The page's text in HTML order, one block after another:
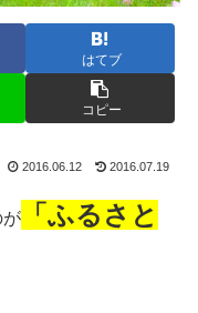
はてブ
コピー
2016.06.12 2016.07.19
が
「ふるさと